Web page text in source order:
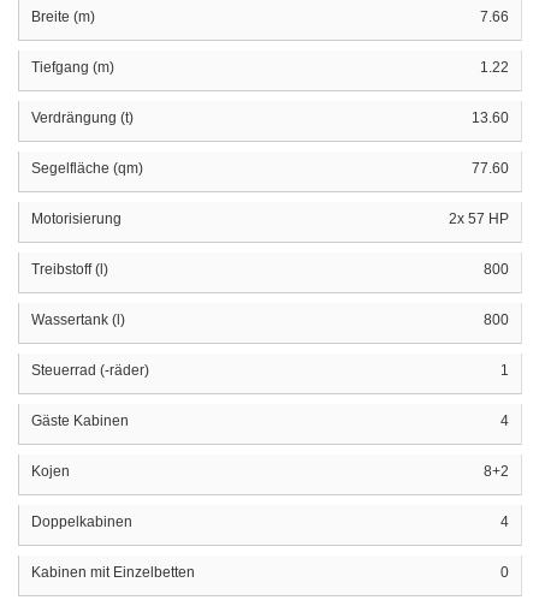
Breite (m) 7.66
Tiefgang (m) 1.22
Verdrängung (t) 13.60
Segelfläche (qm) 77.60
Motorisierung 2x 57 HP
Treibstoff (l) 800
Wassertank (l) 800
Steuerrad (-räder) 1
Gäste Kabinen 4
Kojen 8+2
Doppelkabinen 4
Kabinen mit Einzelbetten 0